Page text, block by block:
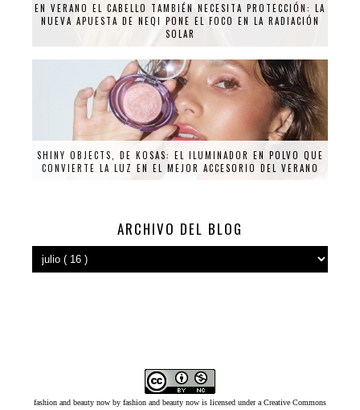
EN VERANO EL CABELLO TAMBIÉN NECESITA PROTECCIÓN: LA
NUEVA APUESTA DE NEQI PONE EL FOCO EN LA RADIACIÓN
SOLAR
SHINY OBJECTS, DE KOSAS: EL ILUMINADOR EN POLVO QUE
CONVIERTE LA LUZ EN EL MEJOR ACCESORIO DEL VERANO
ARCHIVO DEL BLOG
fashion and beauty now by fashion and beauty now is licensed under a Creative Commons